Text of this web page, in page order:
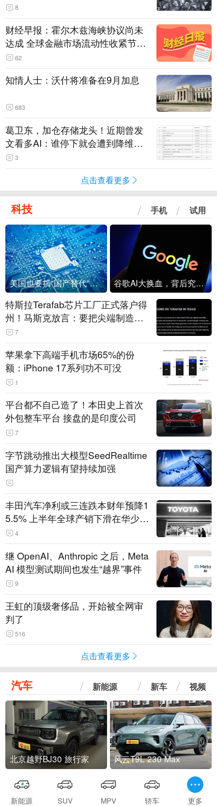
8
财经早报：霍尔木兹海峡协议尚未
达成 全球金融市场流动性收紧节奏
暂缓
62
知情人士：沃什将准备在9月加息
683
葛卫东，加仓存储龙头！近期曾发
文看多AI：谁停下就会遭到降维打
击 3
点击查看更多
科技 手机 试用
美国也要搞“国产替代”？先算清三笔账 谷歌AI大换血，背后究竟发生了什么？
特斯拉Terafab芯片工厂正式落户得
州！马斯克放言：要把尖端制造带
回美国
7
苹果拿下高端手机市场65%的份
额：iPhone 17系列功不可没
1
平台都不自己造了！本田史上首次
外包整车平台 接盘的是印度公司
7
字节跳动推出大模型SeedRealtime
国产算力逻辑有望持续加强
丰田汽车净利或三连跌本财年预降1
5.5% 上半年全球产销下滑在华少卖
14.3万辆
4
继 OpenAI、Anthropic 之后，Meta
AI 模型测试期间也发生“越界”事件
9
王虹的顶级奢侈品，开始被全网审
判了
516
点击查看更多
汽车 新能源 新车 视频
北京越野BJ30 旅行家 风云T9L 230 Max
新能源 SUV MPV 轿车 更多